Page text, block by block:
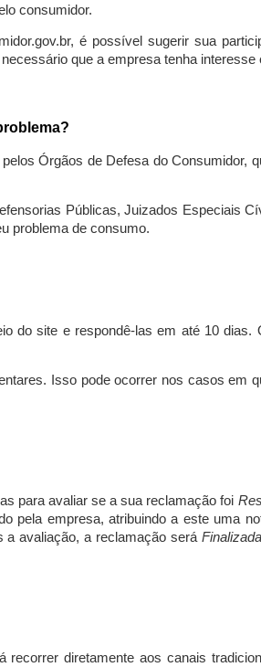
consumidor.
é possível sugerir sua
que a empresa tenha interesse
Órgãos de Defesa do Consumidor,
Públicas, Juizados Especiais
problema de consumo.
do site e respondê-las em até 10
Isso pode ocorrer nos casos em
para avaliar se a sua reclamação foi
pela empresa, atribuindo a este uma
avaliação, a reclamação será Finalizada
diretamente aos canais